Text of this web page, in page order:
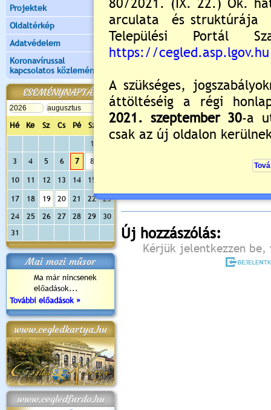
Projektek
Oldaltérkép
Adatvédelem
Koronavírussal
kapcsolatos közlemények
ESEMÉNYNAPTÁR
Hé Ke Sz Cs Pé Sz
Va
1
3
4 5 6 7 8
10 11 12 13 14 15
17 18 19 20 21 22
23
24
25 26 27 28 29
30
31
Mai mozi műsor
Ma már nincsenek
előadások...
További előadások »
www.cegledkartya.hu
www.cegledfurdo.hu
Még nincsenek hozzászólások
Új hozzászólás:
Kérjük jelentkezzen be,